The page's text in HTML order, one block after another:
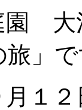
園
旅」
１